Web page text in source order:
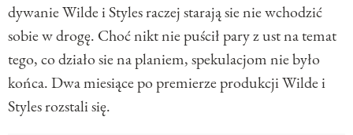
dywanie Wilde i Styles raczej starają sie nie wchodzić
sobie w drogę. Choć nikt nie puścił pary z ust na temat
tego, co działo sie na planiem, spekulacjom nie było
końca. Dwa miesiące po premierze produkcji Wilde i
Styles rozstali się.